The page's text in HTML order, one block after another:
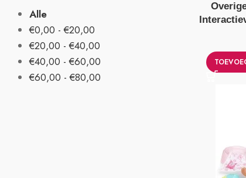
Alle
€0,00 -€20,00
€20,00 -€40,00
€40,00 -€60,00
€60,00 -€80,00